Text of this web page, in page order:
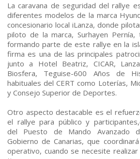
La caravana de seguridad del rallye
diferentes modelos de la marca
concesionario local iLanza, donde
piloto de la marca, Surhayen
formando parte de este rallye en la
firma es una de las principales
junto a Hotel Beatriz, CICAR,
Biosfera, Teguise-600 Años de
habituales del CERT como Loterías,
y Consejo Superior de Deportes.
Otro aspecto destacable es el
el rallye para público y
del Puesto de Mando Avanzado
Gobierno de Canarias, que
operativo, cuando se necesite